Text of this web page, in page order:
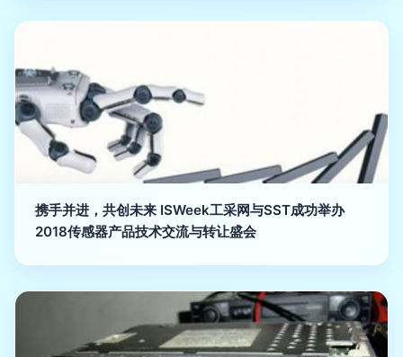
携手并进，共创未来 ISWeek工采网与SST成功举办
2018传感器产品技术交流与转让盛会